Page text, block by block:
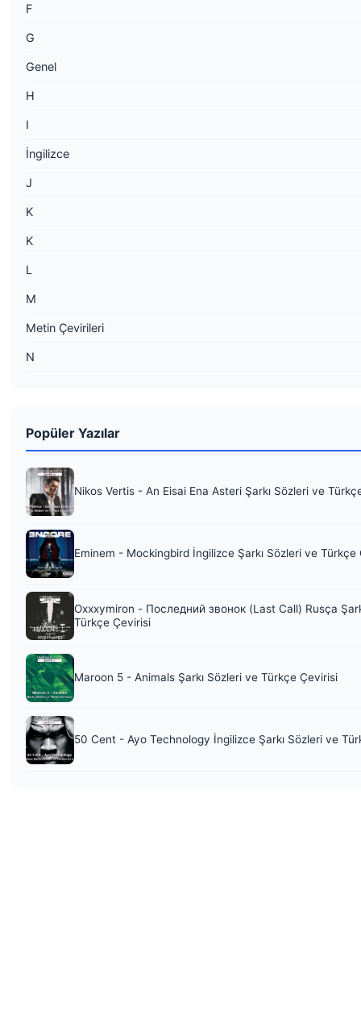
F
G
Genel
H
I
İngilizce
J
K
K
L
M
Metin Çevirileri
N
Popüler Yazılar
Nikos Vertis - An Eisai Ena Asteri Şarkı Sözleri ve
Eminem - Mockingbird İngilizce Şarkı Sözleri ve Türkçe
Oxxxymiron - Последний звонок (Last Call) Rusça
Türkçe Çevirisi
Maroon 5 - Animals Şarkı Sözleri ve Türkçe Çevirisi
50 Cent - Ayo Technology İngilizce Şarkı Sözleri ve